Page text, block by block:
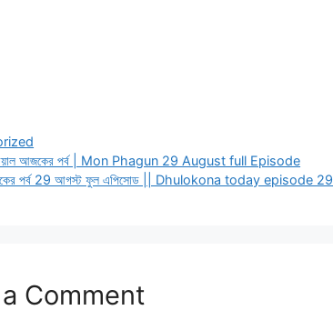
আজকের পর্ব | Mon Phagun 29 August full Episode
পর্ব 29 আগস্ট ফুল এপিসোড || Dhulokona today episode
Comment